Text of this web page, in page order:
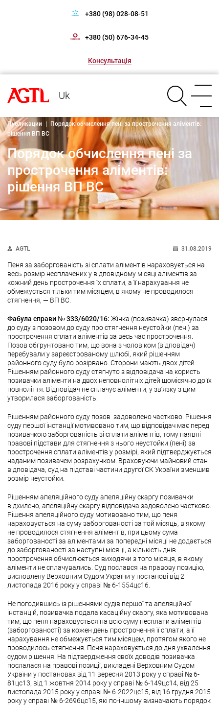
+380 (98) 028-08-51
+380 (50) 676-34-45
Консультація
Uk
Публикации
Порядок обчислення пені за прострочення аліментів:
рішення ВП ВС
Порядок обчислення пені за
прострочення аліментів:
рішення ВП ВС
AGTL 31.08.2019
Пеня за заборгованість зі сплати аліментів нараховується на
весь розмір несплачених у відповідному місяці аліментів за
кожний день прострочення їх сплати, а її нарахування не
обмежується тільки тим місяцем, в якому не проводилося
стягнення, — ВП ВС.
Фабула справи № 333/6020/16: Жінка (позивачка) звернулася
до суду з позовом до суду про стягнення неустойки (пені) за
прострочення сплати аліментів за весь час прострочення.
Позов обгрунтовано тим, що вона з чоловіком (відповідач)
перебували у зареєстрованому шлюбі, який рішенням
районного суду було розірвано. Сторони мають двох дітей.
Рішенням районного суду стягнуто з відповідача на користь
позивачки аліменти на двох неповнолітніх дітей щомісячно до їх
повноліття. Відповідач не сплачує аліменти, у зв’язку з цим
утворилася заборгованість.
Рішенням районного суду позов задоволено частково. Рішення
суду першої інстанції мотивовано тим, що відповідач має перед
позивачкою заборгованість зі сплати аліментів, тому наявні
правові підстави для стягнення з нього неустойки (пені) за
прострочення сплати аліментів у розмірі, який підтверджується
наданим позивачем розрахунком. Враховуючи майновий стан
відповідача, суд на підставі частини другої СК України зменшив
розмір неустойки.
Рішенням апеляційного суду апеляційну скаргу позивачки
відхилено, апеляційну скаргу відповідача задоволено частково.
Рішення апеляційного суду мотивовано тим, що пеня
нараховується на суму заборгованості за той місяць, в якому
не проводилося стягнення аліментів, при цьому сума
заборгованості за аліментами за попередні місяці не додається
до заборгованості за наступні місяці, а кількість днів
прострочення обчислюється виходячи з того місяця, в якому
аліменти не сплачувались. Суд послався на правову позицію,
висловлену Верховним Судом України у постанові від 2
листопада 2016 року у справі № 6-1554цс16.
Не погодившись із рішеннями судів першої та апеляційної
інстанцій, позивачка подала касаційну скаргу, яка мотивована
тим, що пеня нараховується на всю суму несплати аліментів
(заборгованості) за кожен день прострочення її сплати, а її
нарахування не обмежується тим місяцем, протягом якого не
проводилось стягнення. Пеня нараховується до дня ухвалення
судом рішення. На підтвердження своїх доводів позивачка
послалася на правові позиції, викладені Верховним Судом
України у постановах від 11 вересня 2013 року у справі № 6-
81цс13, від 1 жовтня 2014 року у справі № 6-149цс14, від 25
листопада 2015 року у справі № 6-2022цс15, від 16 грудня 2015
року у справі № 6-2696цс15, які по-іншому визначають порядок